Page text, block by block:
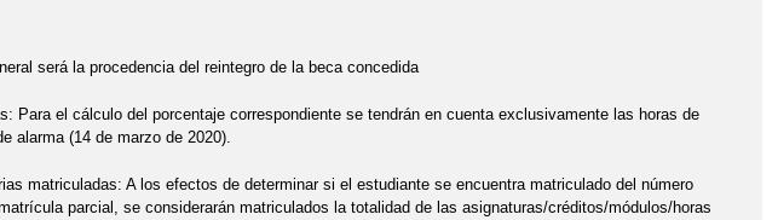
será la procedencia del reintegro de la beca concedida
Para el cálculo del porcentaje correspondiente se tendrán en cuenta exclusivamente las horas de
alarma (14 de marzo de 2020).
matriculadas: A los efectos de determinar si el estudiante se encuentra matriculado del número
parcial, se considerarán matriculados la totalidad de las asignaturas/créditos/módulos/horas